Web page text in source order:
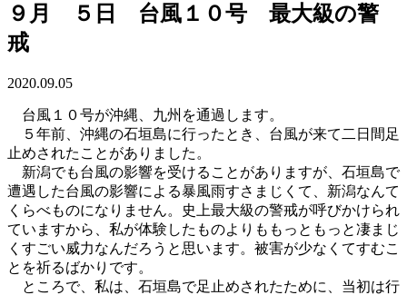
９月 ５日 台風１０号 最大級の警
戒
2020.09.05
台風１０号が沖縄、九州を通過します。
５年前、沖縄の石垣島に行ったとき、台風が来て二日間足
止めされたことがありました。
新潟でも台風の影響を受けることがありますが、石垣島で
遭遇した台風の影響による暴風雨すさまじくて、新潟なんて
くらべものになりません。史上最大級の警戒が呼びかけられ
ていますから、私が体験したものよりももっともっと凄まじ
くすごい威力なんだろうと思います。被害が少なくてすむこ
とを祈るばかりです。
ところで、私は、石垣島で足止めされたために、当初は行